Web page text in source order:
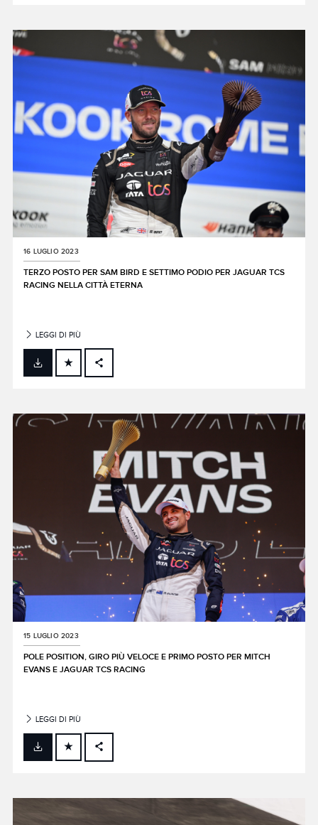
LINKEDIN
SHARE
16 LUGLIO 2023
TERZO POSTO PER SAM BIRD E SETTIMO PODIO PER JAGUAR TCS
RACING NELLA CITTÀ ETERNA
LEGGI DI PIÙ
FACEBOOK
LINKEDIN
SHARE
15 LUGLIO 2023
POLE POSITION, GIRO PIÙ VELOCE E PRIMO POSTO PER MITCH
EVANS E JAGUAR TCS RACING
LEGGI DI PIÙ
FACEBOOK